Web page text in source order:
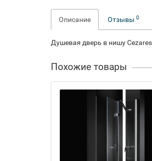
Описание Отзывы 0
Душевая дверь в нишу Cezares
Похожие товары